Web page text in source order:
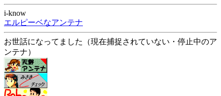
i-know
エルピーベなアンテナ
お世話になってました（現在捕捉されていない・停止中のア
ンテナ）